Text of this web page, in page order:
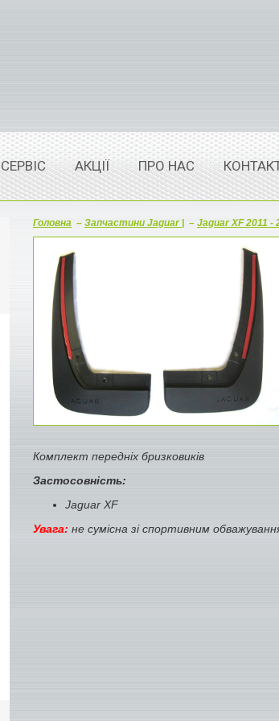
СЕРВІС АКЦІЇ ПРО НАС
Головна – Запчастини Jaguar | – Jaguar XF 2011 -
Комплект передніх бризковиків
Застосовність:
Jaguar XF
Увага: не сумісна зі спортивним